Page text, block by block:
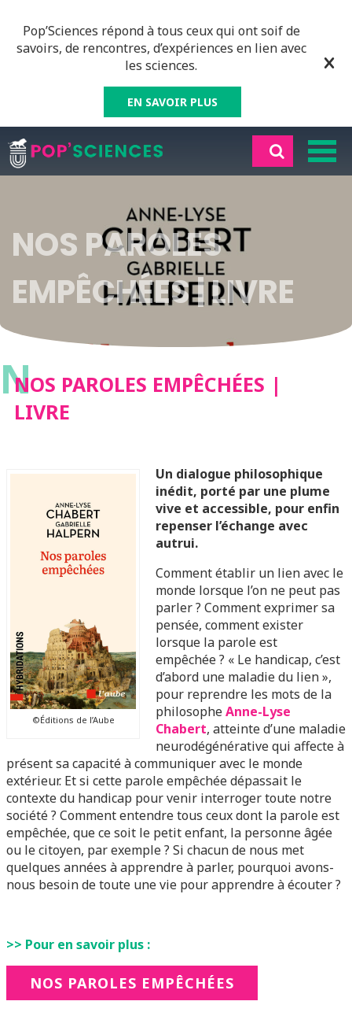
Pop’Sciences répond à tous ceux qui ont soif de
savoirs, de rencontres, d’expériences en lien avec
les sciences.
EN SAVOIR PLUS
NOS PAROLES
EMPÊCHÉES | LIVRE
N
NOS PAROLES EMPÊCHÉES |
LIVRE
©Éditions de l’Aube
Un dialogue philosophique
inédit, porté par une plume
vive et accessible, pour enfin
repenser l’échange avec
autrui.
Comment établir un lien avec le
monde lorsque l’on ne peut pas
parler ? Comment exprimer sa
pensée, comment exister
lorsque la parole est
empêchée ? « Le handicap, c’est
d’abord une maladie du lien »,
pour reprendre les mots de la
philosopheAnne-Lyse
Chabert, atteinte d’une maladie
neurodégénérative qui affecte à
présent sa capacité à communiquer avec le monde
extérieur. Et si cette parole empêchée dépassait le
contexte du handicap pour venir interroger toute notre
société ? Comment entendre tous ceux dont la parole est
empêchée, que ce soit le petit enfant, la personne âgée
ou le citoyen, par exemple ? Si chacun de nous met
quelques années à apprendre à parler, pourquoi avons-
nous besoin de toute une vie pour apprendre à écouter ?
>> Pour en savoir plus :
NOS PAROLES EMPÊCHÉES